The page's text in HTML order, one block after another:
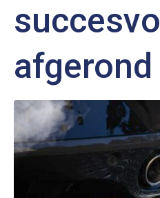
succesvol
afgerond